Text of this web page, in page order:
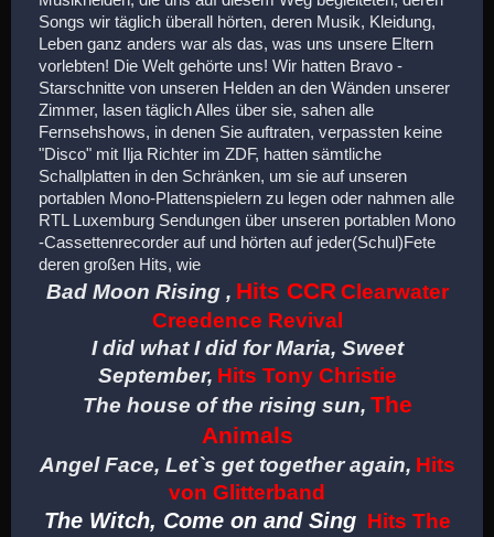
Songs wir täglich überall hörten, deren Musik, Kleidung,
Leben ganz anders war als das, was uns unsere Eltern
vorlebten! Die Welt gehörte uns! Wir hatten Bravo -
Starschnitte von unseren Helden an den Wänden unserer
Zimmer, lasen täglich Alles über sie, sahen alle
Fernsehshows, in denen Sie auftraten, verpassten keine
"Disco" mit Ilja Richter im ZDF, hatten sämtliche
Schallplatten in den Schränken, um sie auf unseren
portablen Mono-Plattenspielern zu legen oder nahmen alle
RTL Luxemburg Sendungen über unseren portablen Mono
-Cassettenrecorder auf und hörten auf jeder(Schul)Fete
deren großen Hits, wie
Bad Moon Rising , Hits CCR Clearwater
Creedence Revival
I did what I did for Maria, Sweet
September, Hits Tony Christie
The house of the rising sun, The
Animals
Angel Face, Let`s get together again, Hits
von Glitterband
The Witch, Come on and Sing Hits The